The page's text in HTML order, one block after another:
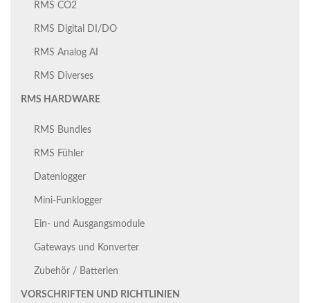
RMS CO2
RMS Digital DI/DO
RMS Analog AI
RMS Diverses
RMS HARDWARE
RMS Bundles
RMS Fühler
Datenlogger
Mini-Funklogger
Ein- und Ausgangsmodule
Gateways und Konverter
Zubehör / Batterien
VORSCHRIFTEN UND RICHTLINIEN